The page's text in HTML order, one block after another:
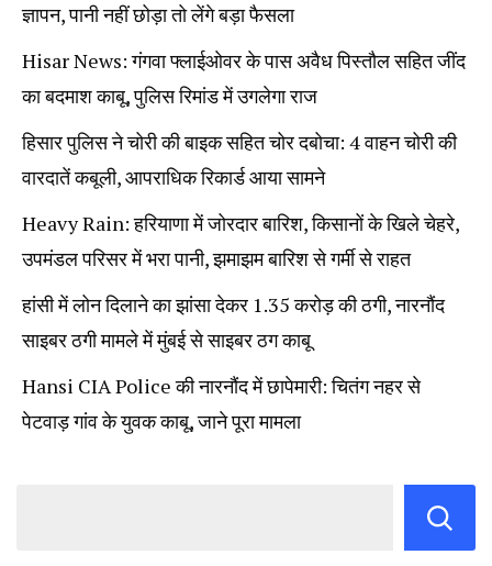
ज्ञापन, पानी नहीं छोड़ा तो लेंगे बड़ा फैसला
Hisar News: गंगवा फ्लाईओवर के पास अवैध पिस्तौल सहित जींद
का बदमाश काबू, पुलिस रिमांड में उगलेगा राज
हिसार पुलिस ने चोरी की बाइक सहित चोर दबोचा: 4 वाहन चोरी की
वारदातें कबूली, आपराधिक रिकार्ड आया सामने
Heavy Rain: हरियाणा में जोरदार बारिश, किसानों के खिले चेहरे,
उपमंडल परिसर में भरा पानी, झमाझम बारिश से गर्मी से राहत
हांसी में लोन दिलाने का झांसा देकर 1.35 करोड़ की ठगी, नारनौंद
साइबर ठगी मामले में मुंबई से साइबर ठग काबू
Hansi CIA Police की नारनौंद में छापेमारी: चितंग नहर से
पेटवाड़ गांव के युवक काबू, जाने पूरा मामला